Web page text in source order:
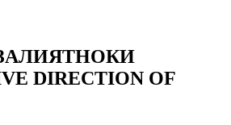
DIRECTION OF